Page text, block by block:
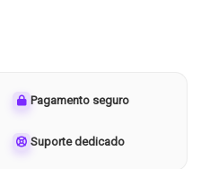
Pagamento seguro
Suporte dedicado